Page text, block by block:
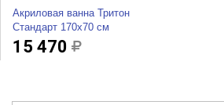
Акриловая ванна Тритон
Стандарт 170х70 см
15 470